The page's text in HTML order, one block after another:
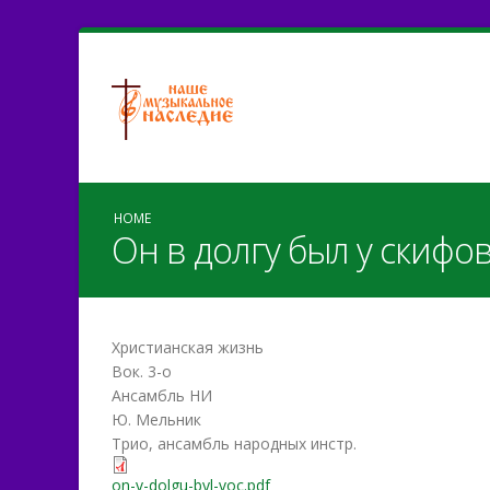
HOME
Он в долгу был у
Христианская жизнь
Вок. 3-о
Ансамбль НИ
Ю. Мельник
Трио, ансамбль народных инстр.
on-v-dolgu-byl-voc.pdf